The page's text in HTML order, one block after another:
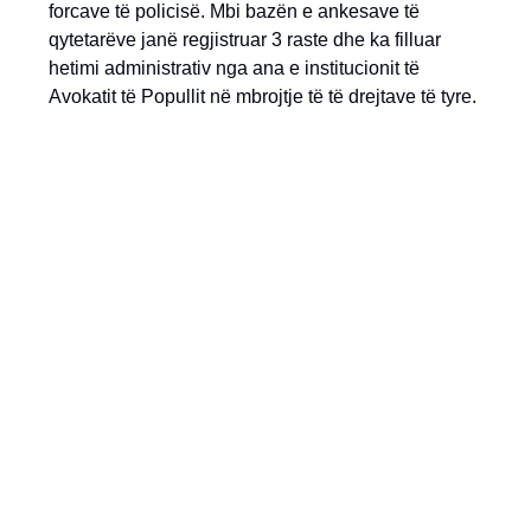
forcave të policisë. Mbi bazën e ankesave të
qytetarëve janë regjistruar 3 raste dhe ka filluar
hetimi administrativ nga ana e institucionit të
Avokatit të Popullit në mbrojtje të të drejtave të tyre.